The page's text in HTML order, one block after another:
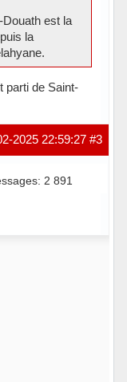
est la
la
parti de Saint-
#3
2025 22:59:27
2 891